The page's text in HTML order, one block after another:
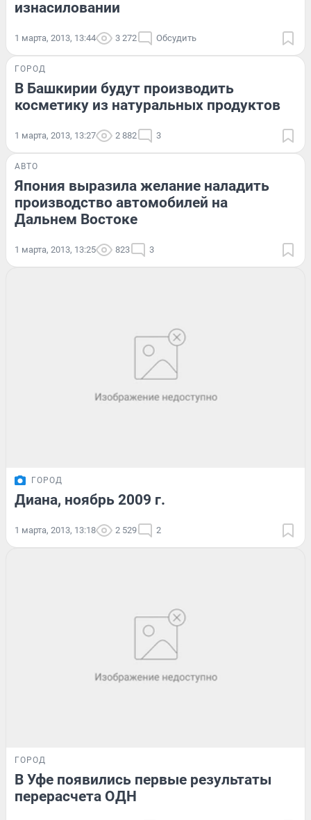
изнасиловании
1 марта, 2013, 13:44 3 272 Обсудить
ГОРОД
В Башкирии будут производить
косметику из натуральных продуктов
1 марта, 2013, 13:27 2 882 3
АВТО
Япония выразила желание наладить
производство автомобилей на
Дальнем Востоке
1 марта, 2013, 13:25 823 3
ГОРОД
Диана, ноябрь 2009 г.
1 марта, 2013, 13:18 2 529 2
ГОРОД
В Уфе появились первые результаты
перерасчета ОДН